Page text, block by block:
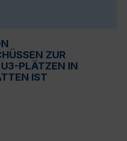
ZUR
PLÄTZEN IN
IST